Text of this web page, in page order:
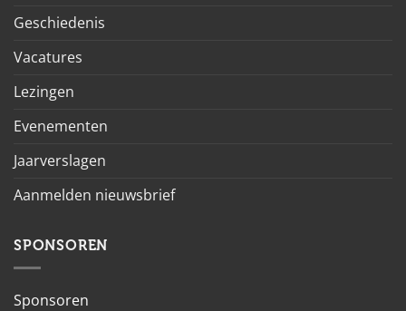
Geschiedenis
Vacatures
Lezingen
Evenementen
Jaarverslagen
Aanmelden nieuwsbrief
SPONSOREN
Sponsoren